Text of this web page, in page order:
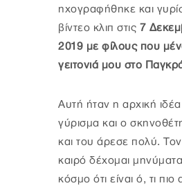
ηχογραφήθηκε και
βίντεο κλιπ στις 7
2019 με φίλους που
γειτονιά μου στο
Αυτή ήταν η αρχική ιδέα
γύρισμα και ο
και του άρεσε πολύ. Τον
καιρό δέχομαι
κόσμο ότι είναι ό, τι πιο